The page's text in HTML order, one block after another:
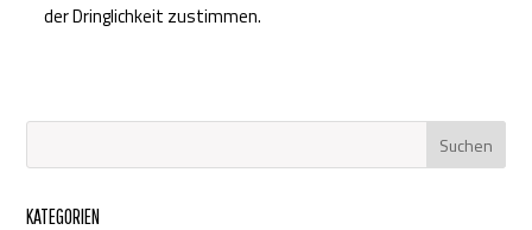
der Dringlichkeit zustimmen.
KATEGORIEN